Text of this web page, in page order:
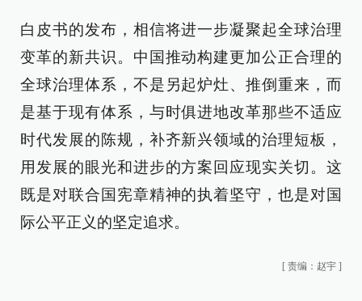
白皮书的发布，相信将进一步凝聚起全球治理
变革的新共识。中国推动构建更加公正合理的
全球治理体系，不是另起炉灶、推倒重来，而
是基于现有体系，与时俱进地改革那些不适应
时代发展的陈规，补齐新兴领域的治理短板，
用发展的眼光和进步的方案回应现实关切。这
既是对联合国宪章精神的执着坚守，也是对国
际公平正义的坚定追求。
[ 责编：赵宇 ]